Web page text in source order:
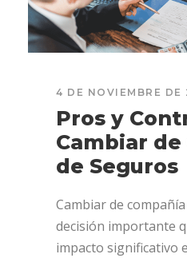
4 DE NOVIEMBRE DE
Pros y
Cambiar
de Seguros
Cambiar de
decisión importante
impacto significativo